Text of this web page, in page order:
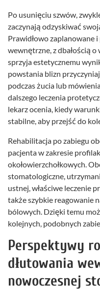
Po usunięciu szwów,
zaczynają odzyskiwać
Prawidłowo zaplanowane
wewnętrzne, z dbałością o
sprzyja estetycznemu
powstania blizn
podczas żucia lub
dalszego leczenia
lekarz ocenia, kiedy
stabilne, aby przejść do
Rehabilitacja po zabiegu
pacjenta w zakresie
okołowierzchołkowych.
stomatologiczne,
ustnej, właściwe leczenie
także szybkie reagowanie
bólowych. Dzięki temu
kolejnych, podobnych
Perspektywy
dłutowania
nowoczesnej